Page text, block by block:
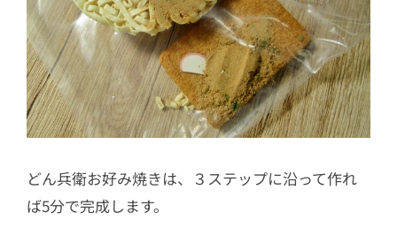
どん兵衛お好み焼きは、３ステップに沿って作れ
ば5分で完成します。